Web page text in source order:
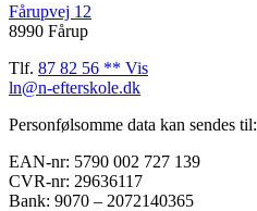
Fårupvej 12
8990 Fårup
Tlf. 87 82 56 ** Vis
ln@n-efterskole.dk
Personfølsomme data kan sendes til:
EAN-nr: 5790 002 727 139
CVR-nr: 29636117
Bank: 9070 – 2072140365